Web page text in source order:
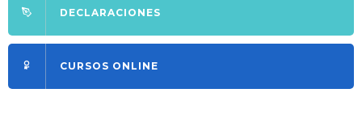
DECLARACIONES
CURSOS ONLINE